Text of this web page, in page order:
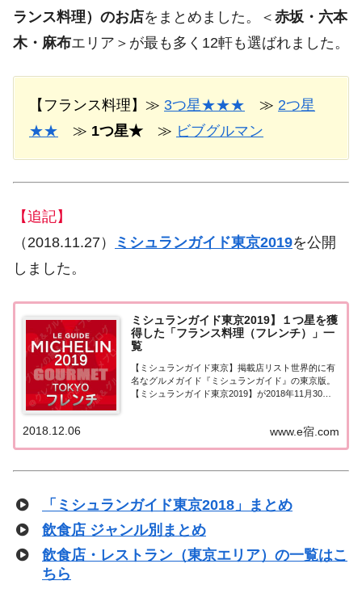
ランス料理）のお店をまとめました。＜ 赤坂・六本
木・麻布エリア＞が最も多く12軒も選ばれました。
【フランス料理】≫ 3つ星★★★ ≫ 2つ星
★★ ≫ 1つ星★ ≫ ビブグルマン
【追記】
（2018.11.27）
ミシュランガイド東京2019を公開
しました。
ミシュランガイド東京2019】１つ星を獲
得した「フランス料理（フレンチ）」一
覧
【ミシュランガイド東京】掲載店リスト世界的に有
名なグルメガイド『ミシュランガイド』の東京版。
【ミシュランガイド東京2019】が2018年11月30日
一覧にまとめました。ミシュラン東京2...www.e宿.com
2018.12.06
「ミシュランガイド東京2018」まとめ
飲食店 ジャンル別まとめ
飲食店・レストラン（東京エリア）の一覧はこ
ちら